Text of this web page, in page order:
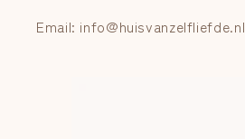
Email: info@huisvanzelfliefde.nl